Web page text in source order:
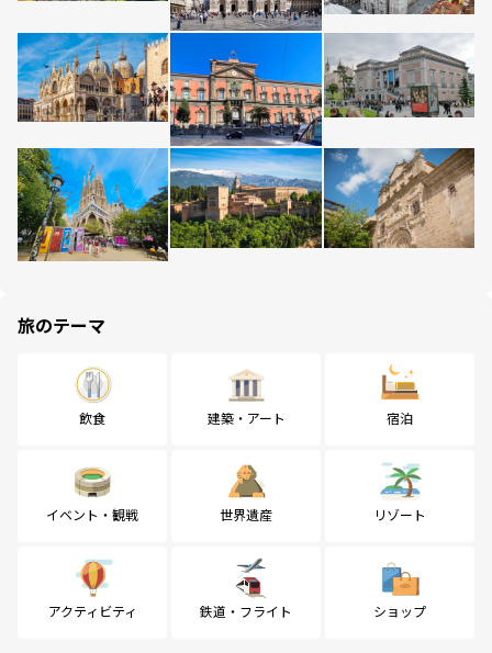
旅のテーマ
飲食 建築・アート 宿泊
イベント・観戦 世界遺産 リゾート
アクティビティ 鉄道・フライト ショップ